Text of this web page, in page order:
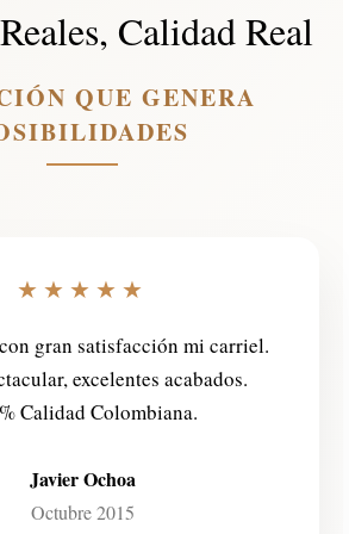
Calidad Real
QUE GENERA
★★★★★
arrived and it is beautiful!
craftsmanship and quality.
New York, USA